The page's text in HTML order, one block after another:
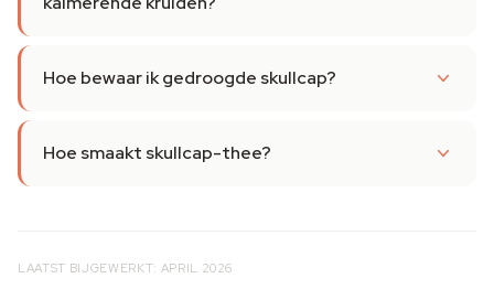
Hoe bewaar ik gedroogde skullcap?
Hoe smaakt skullcap-thee?
LAATST BIJGEWERKT: APRIL 2026